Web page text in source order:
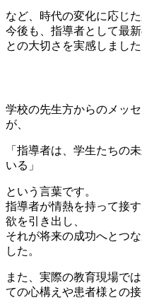
など、時代の変化に応じ
今後も、指導者として最
との大切さを実感しました
学校の先生方からのメッ
が、
「指導者は、学生たちの
いる」
という言葉です。
指導者が情熱を持って接
欲を引き出し、
それが将来の成功へとつ
した。
また、実際の教育現場で
ての心構えや患者様との接